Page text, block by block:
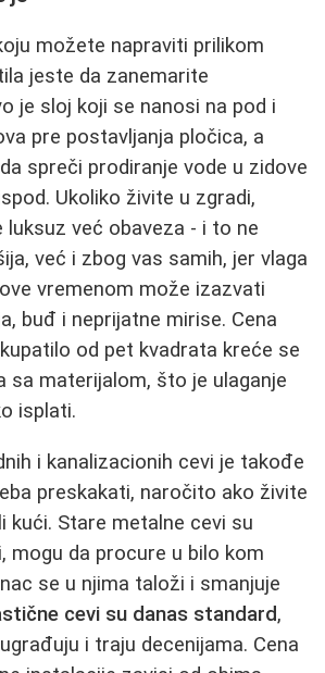
možete napraviti prilikom
jeste da zanemarite
je sloj koji se nanosi na pod i
pre postavljanja pločica, a
spreči prodiranje vode u zidove
Ukoliko živite u zgradi,
luksuz već obaveza - i to ne
već i zbog vas samih, jer vlaga
vremenom može izazvati
buđ i neprijatne mirise. Cena
od pet kvadrata kreće se
sa materijalom, što je ulaganje
isplati.
i kanalizacionih cevi je takođe
preskakati, naročito ako živite
kući. Stare metalne cevi su
mogu da procure u bilo kom
se u njima taloži i smanjuje
cevi su danas standard,
i traju decenijama. Cena